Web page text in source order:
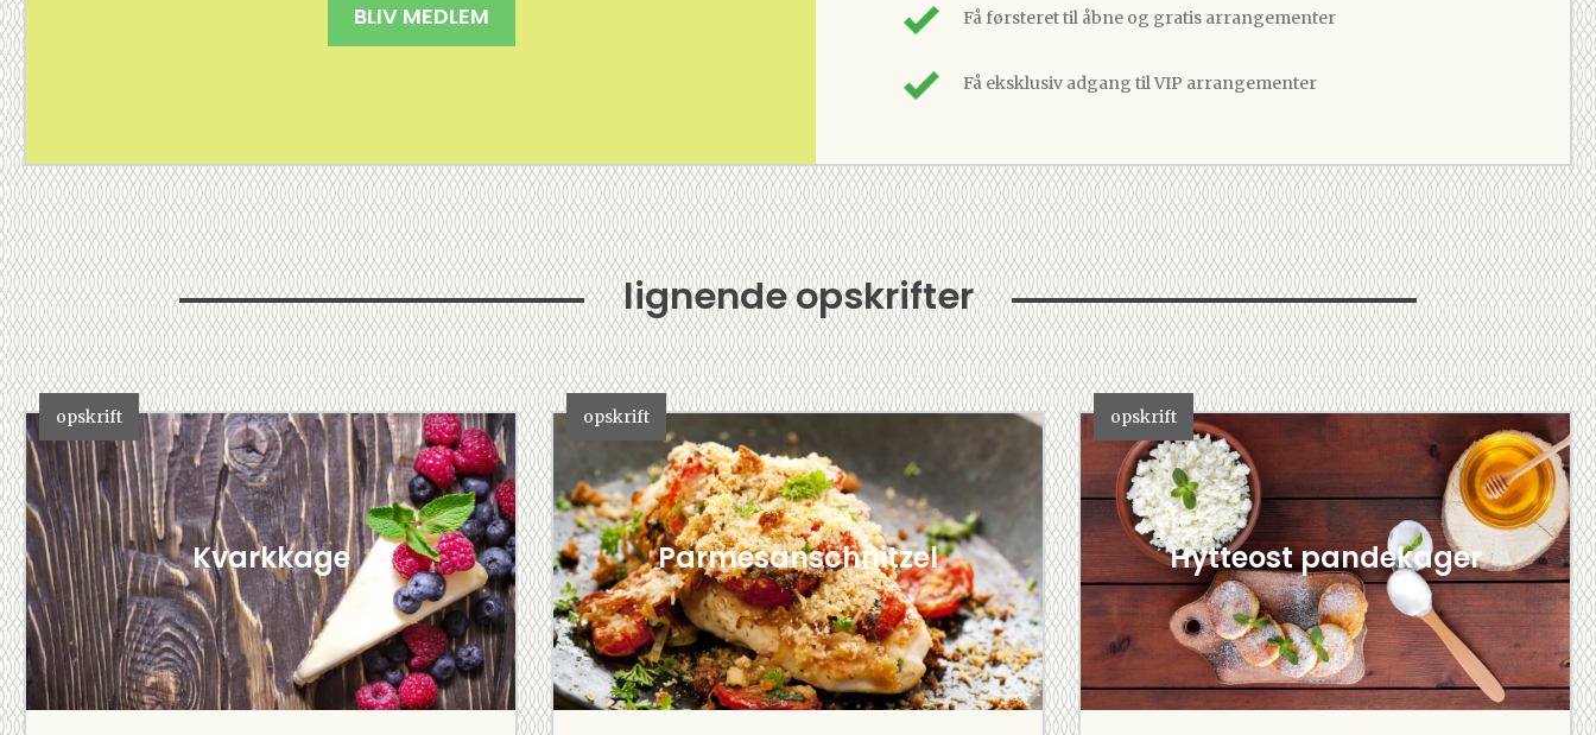
BLIV MEDLEM Få førsteret til åbne og gratis arrangementer
Få eksklusiv adgang til VIP arrangementer
lignende opskrifter
opskrift
Kvarkkage
opskrift
Parmesanschnitzel
opskrift
Hytteost pandekager